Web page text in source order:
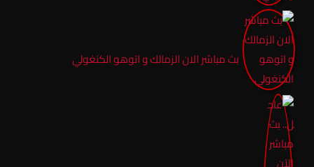
بث مباشر الان الزمالك و اتوهو الكنغولي